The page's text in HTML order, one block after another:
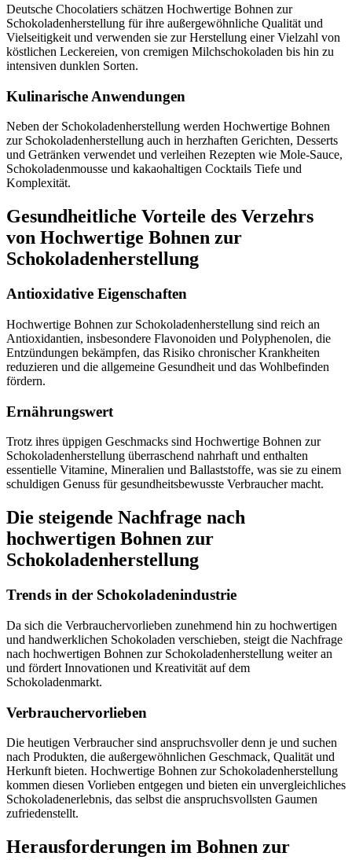
Deutsche Chocolatiers schätzen Hochwertige Bohnen zur
Schokoladenherstellung für ihre außergewöhnliche Qualität und
Vielseitigkeit und verwenden sie zur Herstellung einer Vielzahl von
köstlichen Leckereien, von cremigen Milchschokoladen bis hin zu
intensiven dunklen Sorten.
Kulinarische Anwendungen
Neben der Schokoladenherstellung werden Hochwertige Bohnen
zur Schokoladenherstellung auch in herzhaften Gerichten, Desserts
und Getränken verwendet und verleihen Rezepten wie Mole-Sauce,
Schokoladenmousse und kakaohaltigen Cocktails Tiefe und
Komplexität.
Gesundheitliche Vorteile des Verzehrs
von Hochwertige Bohnen zur
Schokoladenherstellung
Antioxidative Eigenschaften
Hochwertige Bohnen zur Schokoladenherstellung sind reich an
Antioxidantien, insbesondere Flavonoiden und Polyphenolen, die
Entzündungen bekämpfen, das Risiko chronischer Krankheiten
reduzieren und die allgemeine Gesundheit und das Wohlbefinden
fördern.
Ernährungswert
Trotz ihres üppigen Geschmacks sind Hochwertige Bohnen zur
Schokoladenherstellung überraschend nahrhaft und enthalten
essentielle Vitamine, Mineralien und Ballaststoffe, was sie zu einem
schuldigen Genuss für gesundheitsbewusste Verbraucher macht.
Die steigende Nachfrage nach
hochwertigen Bohnen zur
Schokoladenherstellung
Trends in der Schokoladenindustrie
Da sich die Verbrauchervorlieben zunehmend hin zu hochwertigen
und handwerklichen Schokoladen verschieben, steigt die Nachfrage
nach hochwertigen Bohnen zur Schokoladenherstellung weiter an
und fördert Innovationen und Kreativität auf dem
Schokoladenmarkt.
Verbrauchervorlieben
Die heutigen Verbraucher sind anspruchsvoller denn je und suchen
nach Produkten, die außergewöhnlichen Geschmack, Qualität und
Herkunft bieten. Hochwertige Bohnen zur Schokoladenherstellung
kommen diesen Vorlieben entgegen und bieten ein unvergleichliches
Schokoladenerlebnis, das selbst die anspruchsvollsten Gaumen
zufriedenstellt.
Herausforderungen im Bohnen zur